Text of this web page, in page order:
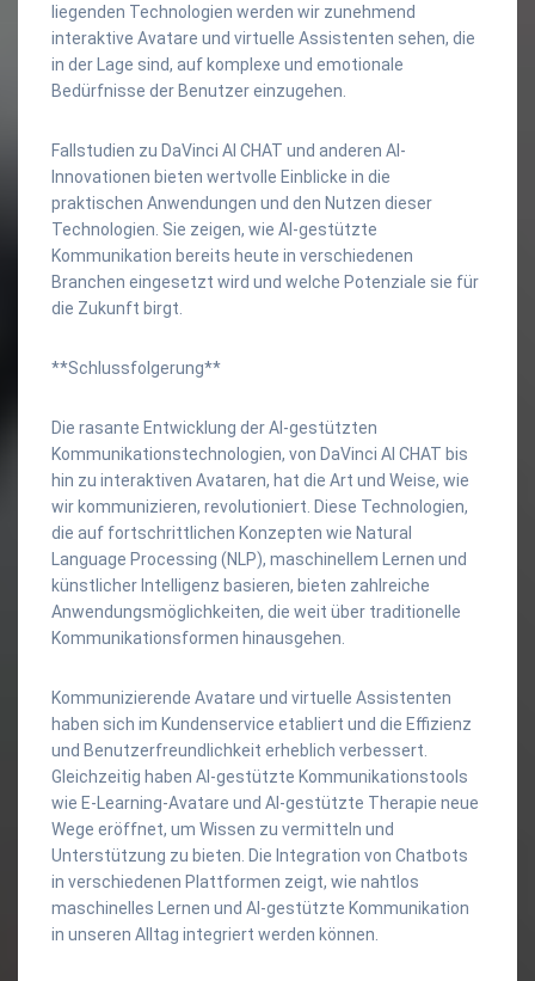
liegenden Technologien werden wir zunehmend
interaktive Avatare und virtuelle Assistenten sehen, die
in der Lage sind, auf komplexe und emotionale
Bedürfnisse der Benutzer einzugehen.
Fallstudien zu DaVinci AI CHAT und anderen AI-
Innovationen bieten wertvolle Einblicke in die
praktischen Anwendungen und den Nutzen dieser
Technologien. Sie zeigen, wie AI-gestützte
Kommunikation bereits heute in verschiedenen
Branchen eingesetzt wird und welche Potenziale sie für
die Zukunft birgt.
**Schlussfolgerung**
Die rasante Entwicklung der AI-gestützten
Kommunikationstechnologien, von DaVinci AI CHAT bis
hin zu interaktiven Avataren, hat die Art und Weise, wie
wir kommunizieren, revolutioniert. Diese Technologien,
die auf fortschrittlichen Konzepten wie Natural
Language Processing (NLP), maschinellem Lernen und
künstlicher Intelligenz basieren, bieten zahlreiche
Anwendungsmöglichkeiten, die weit über traditionelle
Kommunikationsformen hinausgehen.
Kommunizierende Avatare und virtuelle Assistenten
haben sich im Kundenservice etabliert und die Effizienz
und Benutzerfreundlichkeit erheblich verbessert.
Gleichzeitig haben AI-gestützte Kommunikationstools
wie E-Learning-Avatare und AI-gestützte Therapie neue
Wege eröffnet, um Wissen zu vermitteln und
Unterstützung zu bieten. Die Integration von Chatbots
in verschiedenen Plattformen zeigt, wie nahtlos
maschinelles Lernen und AI-gestützte Kommunikation
in unseren Alltag integriert werden können.